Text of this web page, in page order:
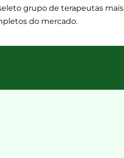
grupo de terapeutas mais
do mercado.